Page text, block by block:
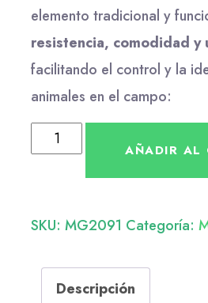
elemento tradicional y
resistencia, comodidad y
facilitando el control y la
animales en el campo:
AÑADIR AL
SKU: MG2091 Categoría:
Descripción